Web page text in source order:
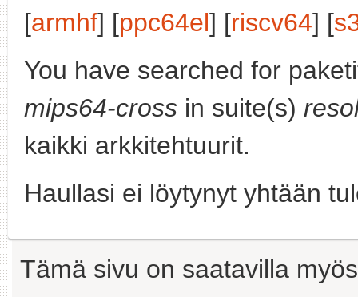
[armhf] [ppc64el] [riscv64] [
You have searched for
mips64-cross in suite(s)
kaikki arkkitehtuurit.
Haullasi ei löytynyt yhtään
Tämä sivu on saatavilla